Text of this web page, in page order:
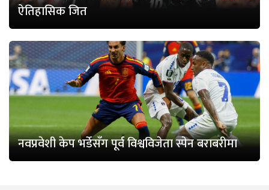
ऐतिहासिक जित
नवप्रवेशी केप भर्डेसँग पूर्व विश्वविजेता स्पेन बराबरीमा